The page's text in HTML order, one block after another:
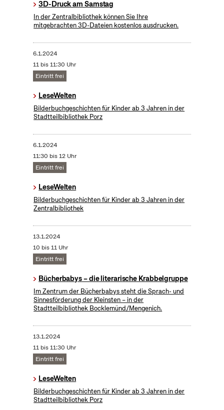
3D-Druck am Samstag
In der Zentralbibliothek können Sie Ihre
mitgebrachten 3D-Dateien kostenlos ausdrucken.
6.1.2024
11 bis 11:30 Uhr
Eintritt frei
LeseWelten
Bilderbuchgeschichten für Kinder ab 3 Jahren in der
Stadtteilbibliothek Porz
6.1.2024
11:30 bis 12 Uhr
Eintritt frei
LeseWelten
Bilderbuchgeschichten für Kinder ab 3 Jahren in der
Zentralbibliothek
13.1.2024
10 bis 11 Uhr
Eintritt frei
Bücherbabys – die literarische Krabbelgruppe
Im Zentrum der Bücherbabys steht die Sprach- und
Sinnesförderung der Kleinsten – in der
Stadtteilbibliothek Bocklemünd/Mengenich.
13.1.2024
11 bis 11:30 Uhr
Eintritt frei
LeseWelten
Bilderbuchgeschichten für Kinder ab 3 Jahren in der
Stadtteilbibliothek Porz